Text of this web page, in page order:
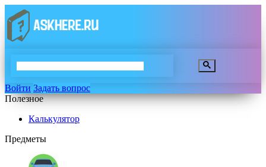
Войти Задать вопрос
Полезное
Калькулятор
Предметы